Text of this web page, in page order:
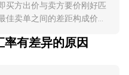
用增长、跨链部署和新市场
式等）提高了对 AAVE 的
会改变买卖意愿。宏观层
买方出价与卖方要价刚好匹
佳卖单之间的差距构成价
（VWAP），以较大成交
率有差异的原因